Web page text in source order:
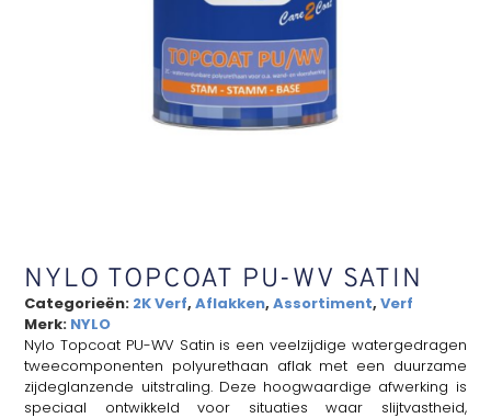
NYLO TOPCOAT PU-WV SATIN
Categorieën: 2K Verf,Aflakken,Assortiment,Verf
Merk: NYLO
Nylo Topcoat PU-WV Satin is een veelzijdige watergedragen
tweecomponenten polyurethaan aflak met een duurzame
zijdeglanzende uitstraling. Deze hoogwaardige afwerking is
speciaal ontwikkeld voor situaties waar slijtvastheid,